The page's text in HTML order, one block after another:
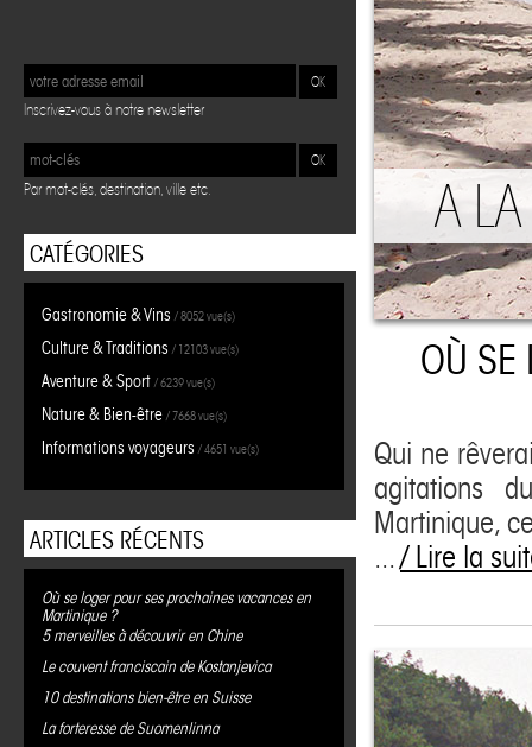
OK
Inscrivez-vous à notre newsletter
OK
Par mot-clés, destination, ville etc.
CATÉGORIES
Gastronomie & Vins / 8052 vue(s)
Culture & Traditions / 12103 vue(s)
Aventure & Sport / 6239 vue(s)
Nature & Bien-être / 7668 vue(s)
Informations voyageurs / 4651 vue(s)
ARTICLES RÉCENTS
Où se loger pour ses prochaines vacances en
Martinique ?
5 merveilles à découvrir en Chine
Le couvent franciscain de Kostanjevica
10 destinations bien-être en Suisse
La forteresse de Suomenlinna
OÙ SE
Qui ne
agitations
Martinique,
.../ Lire la
A